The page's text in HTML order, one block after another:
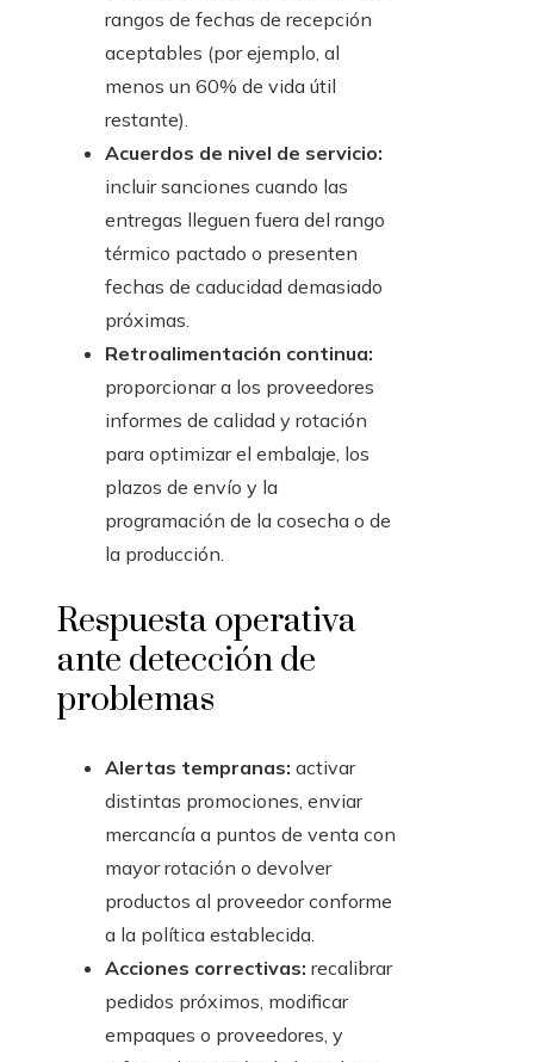
rangos de fechas de recepción
aceptables (por ejemplo, al
menos un 60% de vida útil
restante).
Acuerdos de nivel de servicio:
incluir sanciones cuando las
entregas lleguen fuera del rango
térmico pactado o presenten
fechas de caducidad demasiado
próximas.
Retroalimentación continua:
proporcionar a los proveedores
informes de calidad y rotación
para optimizar el embalaje, los
plazos de envío y la
programación de la cosecha o de
la producción.
Respuesta operativa
ante detección de
problemas
Alertas tempranas: activar
distintas promociones, enviar
mercancía a puntos de venta con
mayor rotación o devolver
productos al proveedor conforme
a la política establecida.
Acciones correctivas: recalibrar
pedidos próximos, modificar
empaques o proveedores, y